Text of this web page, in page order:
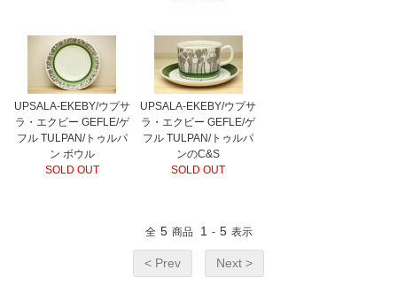
UPSALA-EKEBY/ウプサ
ラ・エクビー GEFLE/ゲ
フル TULPAN/トゥルパ
ン ボウル
SOLD OUT
UPSALA-EKEBY/ウプサ
ラ・エクビー GEFLE/ゲ
フル TULPAN/トゥルパ
ンのC&S
SOLD OUT
全 5 商品 1 - 5 表示
< Prev Next >